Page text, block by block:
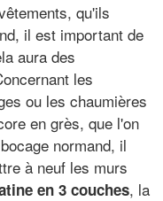
qu'ils
il est important de
aura des
les
ou les chaumières
en grès, que l'on
normand, il
à neuf les murs
en 3 couches, la